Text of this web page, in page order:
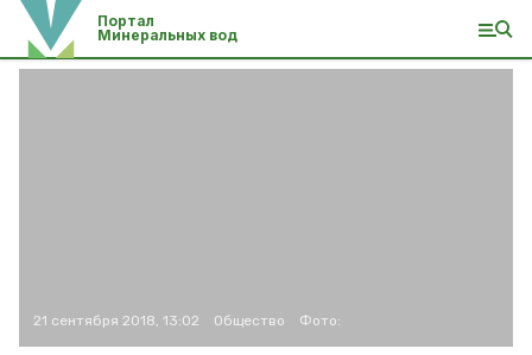
Портал
Минеральных вод
21 сентября 2018, 13:02 Общество Фото: